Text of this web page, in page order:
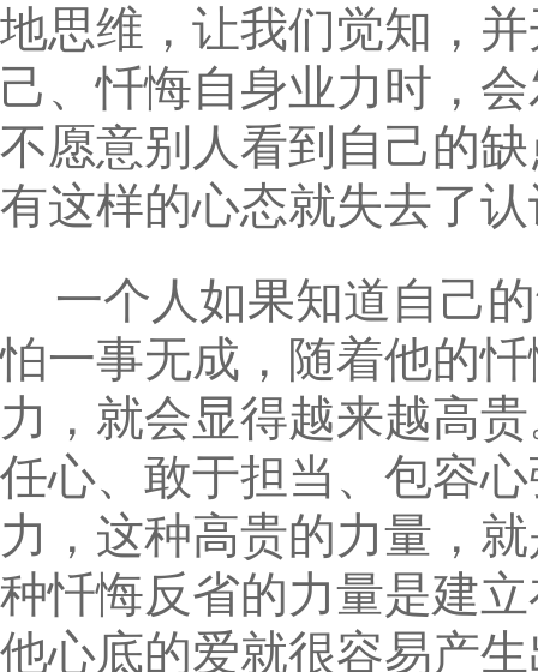
地思维，让我们觉知，
己、忏悔自身业力时，
不愿意别人看到自己的
有这样的心态就失去了
一个人如果知道自己
怕一事无成，随着他的
力，就会显得越来越高
任心、敢于担当、包容
力，这种高贵的力量，
种忏悔反省的力量是建
他心底的爱就很容易产